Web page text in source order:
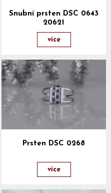
Snubní prsten DSC 0643
20621
více
Prsten DSC 0268
více